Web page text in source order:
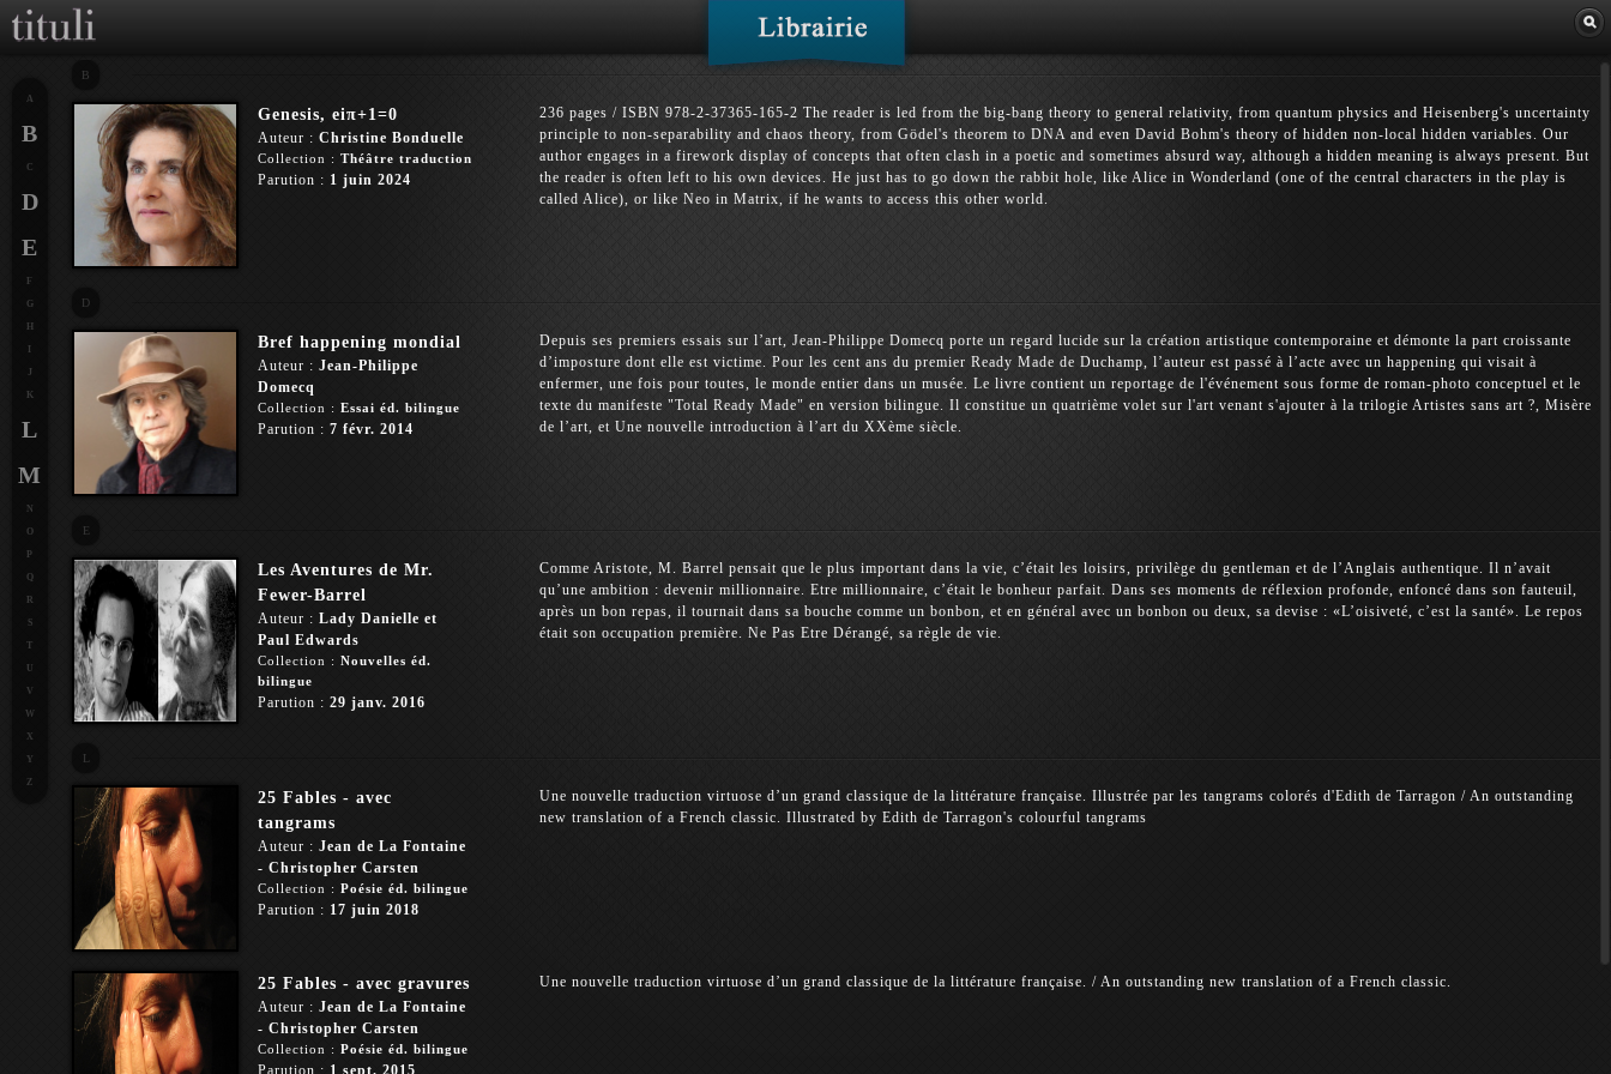
B
Genesis, eiπ+1=0
Auteur : Christine Bonduelle
Collection : Théâtre traduction
Parution : 1 juin 2024
236 pages / ISBN 978-2-37365-165-2 The reader is led from the big-bang theory to general relativity, from quantum physics and Heisenberg's uncertainty
principle to non-separability and chaos theory, from Gödel's theorem to DNA and even David Bohm's theory of hidden non-local hidden variables. Our
author engages in a firework display of concepts that often clash in a poetic and sometimes absurd way, although a hidden meaning is always present. But
the reader is often left to his own devices. He just has to go down the rabbit hole, like Alice in Wonderland (one of the central characters in the play is
called Alice), or like Neo in Matrix, if he wants to access this other world.
D
Bref happening mondial
Auteur : Jean-Philippe
Domecq
Collection : Essai éd. bilingue
Parution : 7 févr. 2014
Depuis ses premiers essais sur l’art, Jean-Philippe Domecq porte un regard lucide sur la création artistique contemporaine et démonte la part croissante
d’imposture dont elle est victime. Pour les cent ans du premier Ready Made de Duchamp, l’auteur est passé à l’acte avec un happening qui visait à
enfermer, une fois pour toutes, le monde entier dans un musée. Le livre contient un reportage de l'événement sous forme de roman-photo conceptuel et le
texte du manifeste "Total Ready Made" en version bilingue. Il constitue un quatrième volet sur l'art venant s'ajouter à la trilogie Artistes sans art ?, Misère
de l’art, et Une nouvelle introduction à l’art du XXème siècle.
E
Les Aventures de Mr.
Fewer-Barrel
Auteur : Lady Danielle et
Paul Edwards
Collection : Nouvelles éd.
bilingue
Parution : 29 janv. 2016
Comme Aristote, M. Barrel pensait que le plus important dans la vie, c’était les loisirs, privilège du gentleman et de l’Anglais authentique. Il n’avait
qu’une ambition : devenir millionnaire. Etre millionnaire, c’était le bonheur parfait. Dans ses moments de réflexion profonde, enfoncé dans son fauteuil,
après un bon repas, il tournait dans sa bouche comme un bonbon, et en général avec un bonbon ou deux, sa devise : «L’oisiveté, c’est la santé». Le repos
était son occupation première. Ne Pas Etre Dérangé, sa règle de vie.
L
25 Fables - avec
tangrams
Auteur : Jean de La Fontaine
- Christopher Carsten
Collection : Poésie éd. bilingue
Parution : 17 juin 2018
Une nouvelle traduction virtuose d’un grand classique de la littérature française. Illustrée par les tangrams colorés d'Edith de Tarragon / An outstanding
new translation of a French classic. Illustrated by Edith de Tarragon's colourful tangrams
25 Fables - avec gravures
Auteur : Jean de La Fontaine
- Christopher Carsten
Collection : Poésie éd. bilingue
Parution : 1 sept. 2015
Une nouvelle traduction virtuose d’un grand classique de la littérature française. / An outstanding new translation of a French classic.
A
B
C
D
E
F
G
J
K
L
M
N
O
P
Q
R
S
T
U
V
W
X
Y
Z